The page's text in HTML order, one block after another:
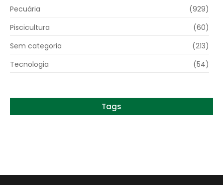
Pecuária
(929)
Piscicultura
(60)
Sem categoria
(213)
Tecnologia
(54)
Tags